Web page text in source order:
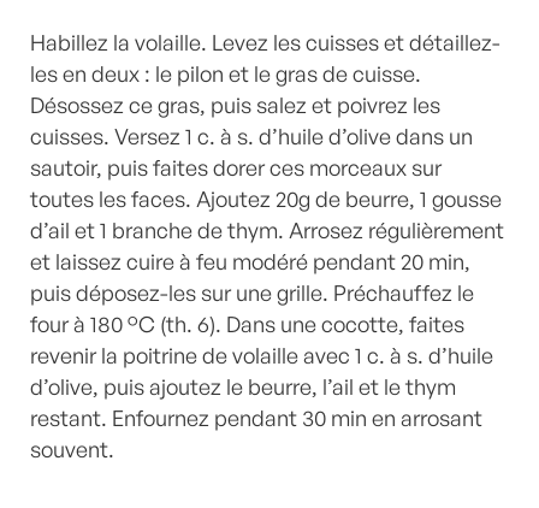
Habillez la volaille. Levez les cuisses et détaillez-
les en deux : le pilon et le gras de cuisse.
Désossez ce gras, puis salez et poivrez les
cuisses. Versez 1 c. à s. d’huile d’olive dans un
sautoir, puis faites dorer ces morceaux sur
toutes les faces. Ajoutez 20g de beurre, 1 gousse
d’ail et 1 branche de thym. Arrosez régulièrement
et laissez cuire à feu modéré pendant 20 min,
puis déposez-les sur une grille. Préchauffez le
four à 180 °C (th. 6). Dans une cocotte, faites
revenir la poitrine de volaille avec 1 c. à s. d’huile
d’olive, puis ajoutez le beurre, l’ail et le thym
restant. Enfournez pendant 30 min en arrosant
souvent.